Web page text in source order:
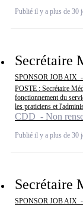
Publié il y a plus de 30
Secrétaire
SPONSOR JOB AIX -
POSTE : Secrétaire
fonctionnement du
les praticiens et
CDD - Non
Publié il y a plus de 30
Secrétaire
SPONSOR JOB AIX -